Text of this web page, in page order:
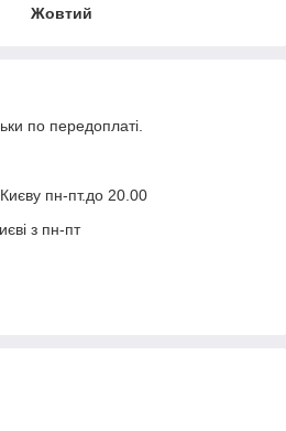
Жовтий
по передоплаті.
пн-пт.до 20.00
з пн-пт